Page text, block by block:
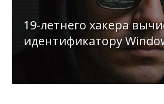
19-летнего хакера
идентификатору